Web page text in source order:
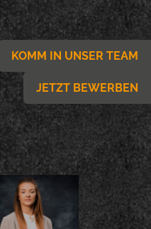
KOMM IN UNSER TEAM
JETZT BEWERBEN